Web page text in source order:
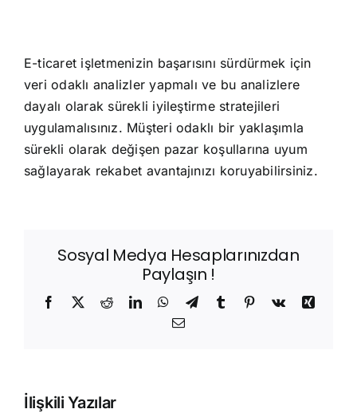
E-ticaret işletmenizin başarısını sürdürmek için
veri odaklı analizler yapmalı ve bu analizlere
dayalı olarak sürekli iyileştirme stratejileri
uygulamalısınız. Müşteri odaklı bir yaklaşımla
sürekli olarak değişen pazar koşullarına uyum
sağlayarak rekabet avantajınızı koruyabilirsiniz.
Sosyal Medya Hesaplarınızdan
Paylaşın !
Facebook
X RedditLinkedInWhatsApp
TelegramTumblr Pinterest
Vk
Xing
E-
İlişkili Yazılar